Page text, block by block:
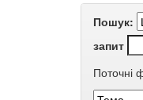
Пошук:
запит
Поточні